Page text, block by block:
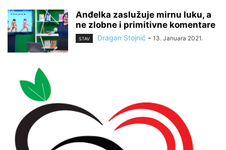
Anđelka zaslužuje mirnu luku, a
ne zlobne i primitivne komentare
STAV Dragan Stojnić - 13. Januara 2021.